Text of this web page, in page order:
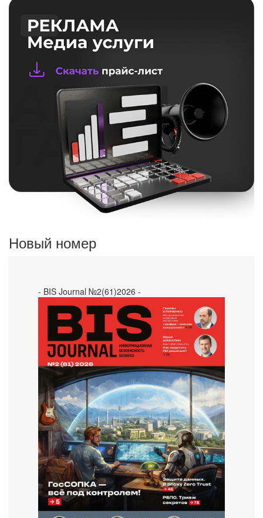
Новый номер
- BIS Journal №2(61)2026 -